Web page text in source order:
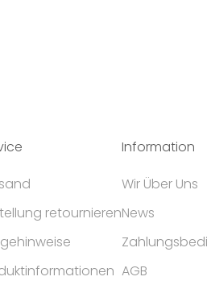
retournieren
Information
Wir Über Uns
News
AGB